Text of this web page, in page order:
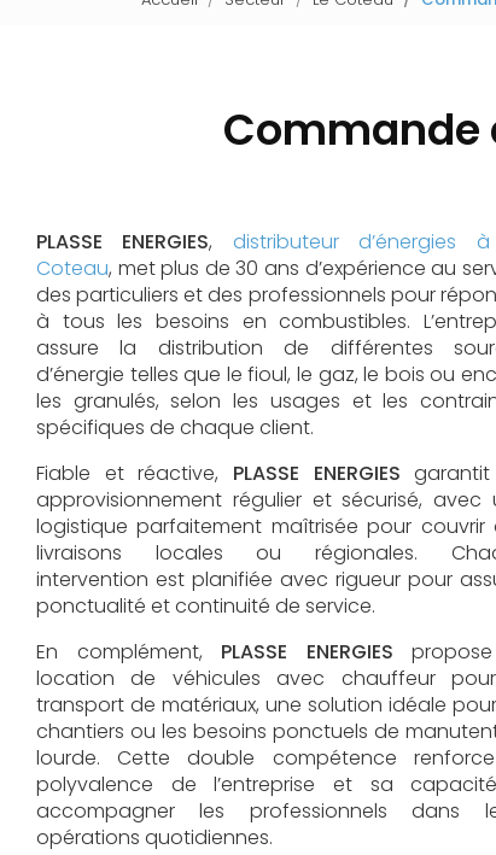
Commande
PLASSE ENERGIES, distributeur d’énergies
Coteau, met plus de 30 ans d’expérience au
des particuliers et des professionnels pour
à tous les besoins en combustibles.
assure la distribution de différentes
d’énergie telles que le fioul, le gaz, le bois ou
les granulés, selon les usages et les
spécifiques de chaque client.
Fiable et réactive, PLASSE ENERGIES
approvisionnement régulier et sécurisé, avec
logistique parfaitement maîtrisée pour couvrir
livraisons locales ou régionales.
intervention est planifiée avec rigueur pour
ponctualité et continuité de service.
En complément, PLASSE ENERGIES
location de véhicules avec chauffeur
transport de matériaux, une solution idéale
chantiers ou les besoins ponctuels de
lourde. Cette double compétence
polyvalence de l’entreprise et sa
accompagner les professionnels dans
opérations quotidiennes.